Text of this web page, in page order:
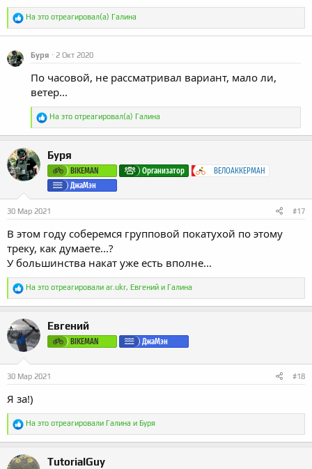
Р
а
На это отреагировал(а) Галина
Буря 2 Окт 2020
По часовой, не рассматривал вариант, мало ли,
ветер...
Р
а
ц
и
На это отреагировал(а) Галина
Буря
BIKEMAN Организатор
ВЕЛОАККЕРМАН
ДжаМэн
30 Мар 2021 #17
В этом году соберемся групповой покатухой по этому
треку, как думаете...?
У большинства накат уже есть вполне...
Р
а
к
ц
и
и
:
На это отреагировали ar.ukr, Евгений и Галина
Евгений
BIKEMAN ДжаМэн
30 Мар 2021 #18
Я за!)
Р
а
к
ц
На это отреагировали Галина и Буря
TutorialGuy